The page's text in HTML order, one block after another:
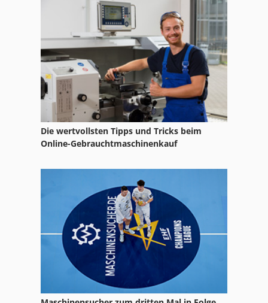
Die wertvollsten Tipps und Tricks beim
Online-Gebrauchtmaschinenkauf